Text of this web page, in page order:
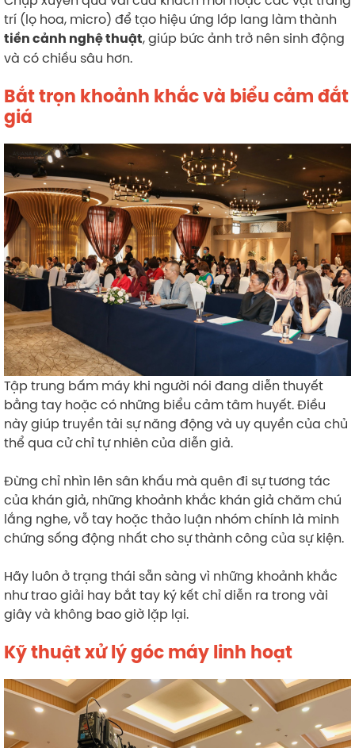
trí (lọ hoa, micro) để tạo hiệu ứng lớp lang làm thành
tiền cảnh nghệ thuật, giúp bức ảnh trở nên sinh động
và có chiều sâu hơn.
Bắt trọn khoảnh khắc và biểu cảm đắt
giá
Tập trung bấm máy khi người nói đang diễn thuyết
bằng tay hoặc có những biểu cảm tâm huyết. Điều
này giúp truyền tải sự năng động và uy quyền của chủ
thể qua cử chỉ tự nhiên của diễn giả.
Đừng chỉ nhìn lên sân khấu mà quên đi sự tương tác
của khán giả, những khoảnh khắc khán giả chăm chú
lắng nghe, vỗ tay hoặc thảo luận nhóm chính là minh
chứng sống động nhất cho sự thành công của sự kiện.
Hãy luôn ở trạng thái sẵn sàng vì những khoảnh khắc
như trao giải hay bắt tay ký kết chỉ diễn ra trong vài
giây và không bao giờ lặp lại.
Kỹ thuật xử lý góc máy linh hoạt